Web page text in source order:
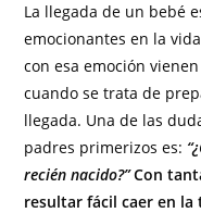
La llegada de un bebé
emocionantes en la
con esa emoción
cuando se trata de
llegada. Una de las
padres primerizos es:
recién nacido?”Con
resultar fácil caer en